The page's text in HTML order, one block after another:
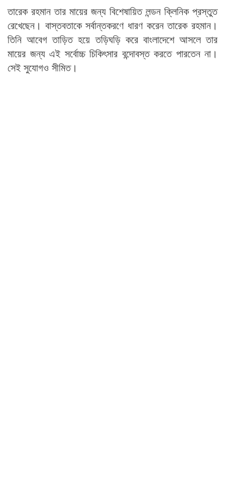
তারেক রহমান তার মায়ের জন্য বিশেষায়িত লন্ডন ক্লিনিক প্রস্তুত
রেখেছেন। বাস্তবতাকে সর্বান্তকরণে ধারণ করেন তারেক রহমান।
তিনি আবেগ তাড়িত হয়ে তড়িঘড়ি করে বাংলাদেশে আসলে তার
মায়ের জন্য এই সর্বোচ্চ চিকিৎসার বন্দোবস্ত করতে পারতেন না।
সেই সুযোগও সীমিত।